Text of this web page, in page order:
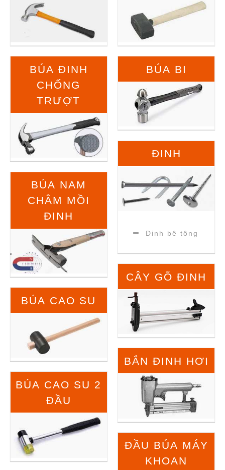
BÚA ĐINH
CHỐNG
TRƯỢT
BÚA NAM
CHÂM MỒI
ĐINH
BÚA CAO SU
BÚA CAO SU 2
ĐẦU
BÚA BI
ĐINH
Đinh bê tông
CÂY GÕ ĐINH
BẮN ĐINH HƠI
ĐẦU BÚA MÁY
KHOAN